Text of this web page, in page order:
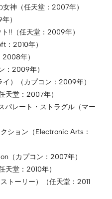
神（任天堂：2007年）
）
!!（任天堂：2009年）
：2010年）
年）
：2009年）
）（カプコン：2009年）
天堂：2007年）
パレート・ストラグル（マー
ション（Electronic Arts：
（カプコン：2007年）
天堂：2010年）
トーリー）（任天堂：2011